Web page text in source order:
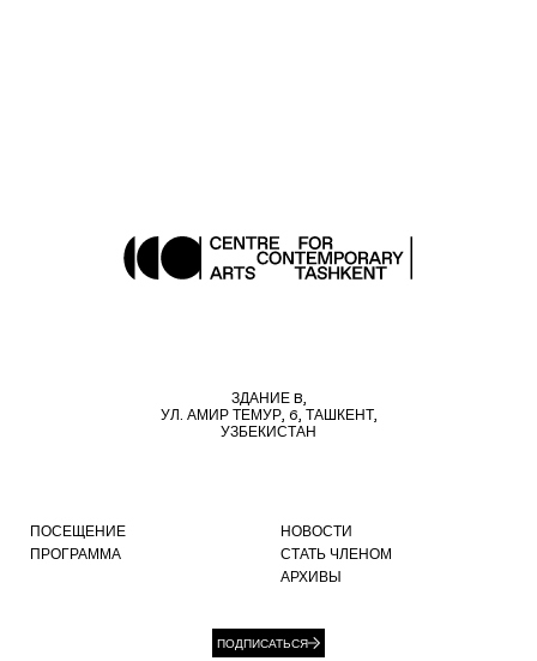
ЗДАНИЕ B,
УЛ. АМИР ТЕМУР, 6, ТАШКЕНТ,
УЗБЕКИСТАН
ПОСЕЩЕНИЕ
ПРОГРАММА
НОВОСТИ
СТАТЬ ЧЛЕНОМ
АРХИВЫ
ПОДПИСАТЬСЯ